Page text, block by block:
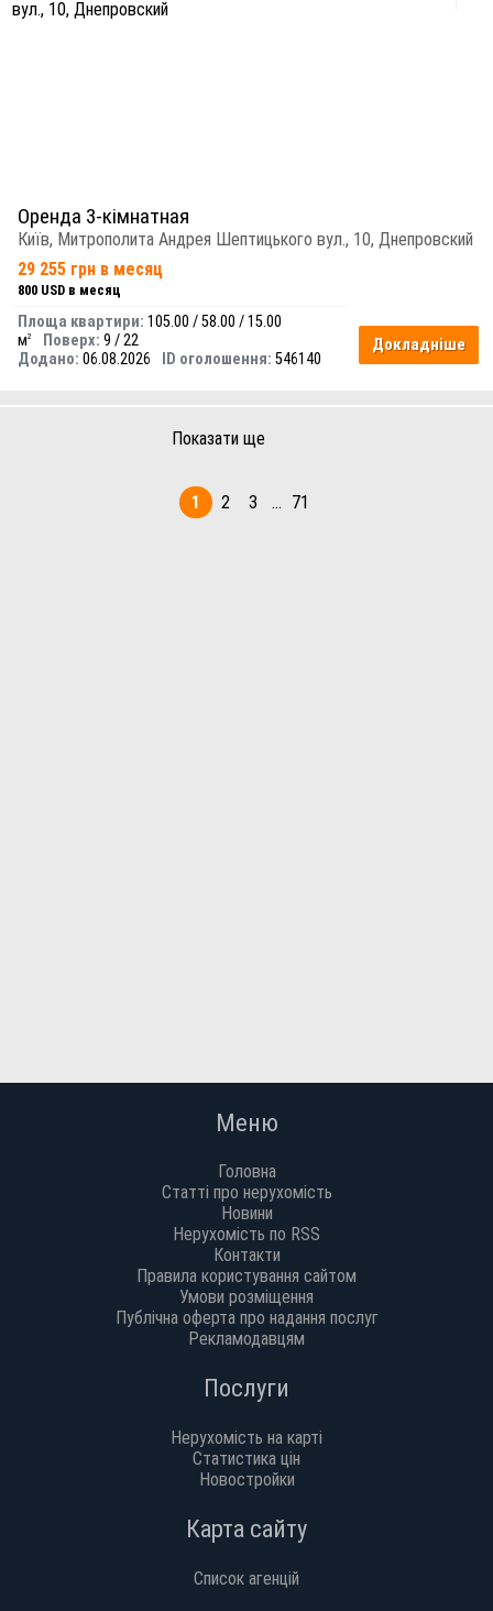
Оренда 3-кімнатная
Київ, Митрополита Андрея Шептицького вул., 10, Днепровский
29 255 грн в месяц
800 USD в месяц
Докладніше
Площа квартири: 105.00 / 58.00 / 15.00
м2 Поверх: 9 / 22
Додано: 06.08.2026 ID оголошення: 546140
Показати ще
1 2 3 ... 71
Меню
Головна
Статті про нерухомість
Новини
Нерухомість по RSS
Контакти
Правила користування сайтом
Умови розміщення
Публічна оферта про надання послуг
Рекламодавцям
Послуги
Нерухомість на карті
Статистика цін
Новостройки
Карта сайту
Список агенцій